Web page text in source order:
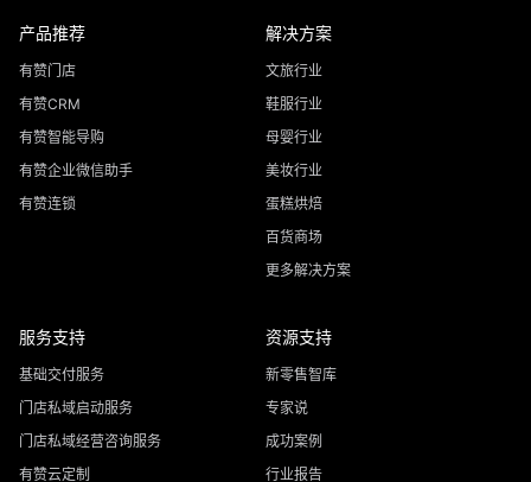
产品推荐
有赞门店
有赞CRM
有赞智能导购
有赞企业微信助手
有赞连锁
解决方案
文旅行业
鞋服行业
母婴行业
美妆行业
蛋糕烘焙
百货商场
更多解决方案
服务支持
基础交付服务
门店私域启动服务
门店私域经营咨询服务
有赞云定制
资源支持
新零售智库
专家说
成功案例
行业报告